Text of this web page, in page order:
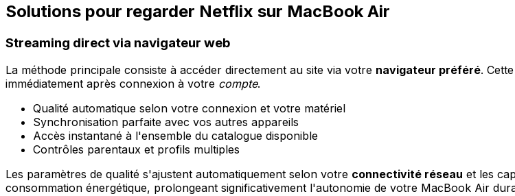
Solutions pour regarder Netflix sur MacBook Air
Streaming direct via navigateur web
La méthode principale consiste à accéder directement au site via votre navigateur préféré.
immédiatement après connexion à votre compte.
Qualité automatique selon votre connexion et votre matériel
Synchronisation parfaite avec vos autres appareils
Accès instantané à l'ensemble du catalogue disponible
Contrôles parentaux et profils multiples
Les paramètres de qualité s'ajustent automatiquement selon votre connectivité réseau et les
consommation énergétique, prolongeant significativement l'autonomie de votre MacBook Air